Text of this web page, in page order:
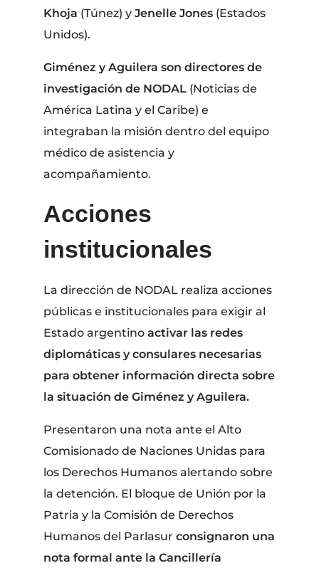
Khoja (Túnez) yJenelle Jones (Estados
Unidos).
Giménez y Aguilera son directores de
investigación de NODAL (Noticias de
América Latina y el Caribe) e
integraban la misión dentro del equipo
médico de asistencia y
acompañamiento.
Acciones
institucionales
La dirección de NODAL realiza acciones
públicas e institucionales para exigir al
Estado argentino activar las redes
diplomáticas y consulares necesarias
para obtener información directa sobre
la situación de Giménez y Aguilera.
Presentaron una nota ante el Alto
Comisionado de Naciones Unidas para
los Derechos Humanos alertando sobre
la detención. El bloque de Unión por la
Patria y la Comisión de Derechos
Humanos del Parlasurconsignaron una
nota formal ante la Cancillería